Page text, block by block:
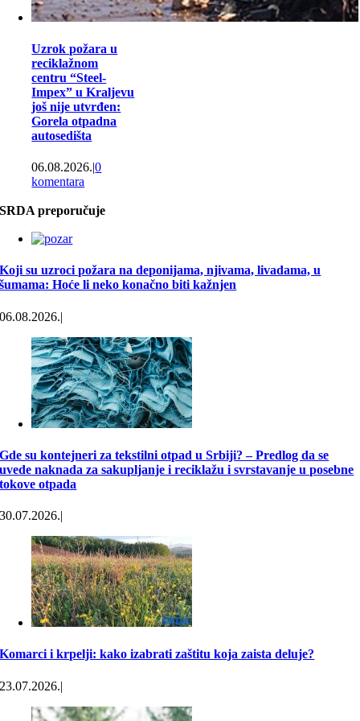
Uzrok požara u
reciklažnom
centru “Steel-
Impex” u Kraljevu
još nije utvrđen:
Gorela otpadna
autosedišta
06.08.2026.|0
komentara
Proglašena
SRDA preporučuje
Koji su uzroci požara na deponijama, njivama, livadama, u
šumama: Hoće li neko konačno biti kažnjen
06.08.2026.|
Gde su kontejneri za tekstilni otpad u Srbiji? – Predlog da se
uvede naknada za sakupljanje i reciklažu i svrstavanje u posebne
tokove otpada
30.07.2026.|
Komarci i krpelji: kako izabrati zaštitu koja zaista deluje?
23.07.2026.|